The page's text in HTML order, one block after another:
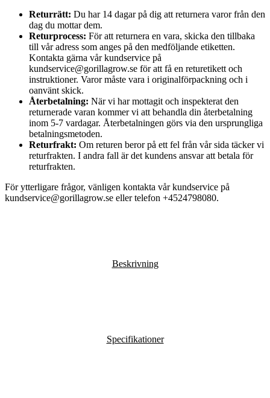
Returrätt: Du har 14 dagar på dig att returnera varor från den
dag du mottar dem.
Returprocess: För att returnera en vara, skicka den tillbaka
till vår adress som anges på den medföljande etiketten.
Kontakta gärna vår kundservice på
kundservice@gorillagrow.se för att få en returetikett och
instruktioner. Varor måste vara i originalförpackning och i
oanvänt skick.
Återbetalning: När vi har mottagit och inspekterat den
returnerade varan kommer vi att behandla din återbetalning
inom 5-7 vardagar. Återbetalningen görs via den ursprungliga
betalningsmetoden.
Returfrakt: Om returen beror på ett fel från vår sida täcker vi
returfrakten. I andra fall är det kundens ansvar att betala för
returfrakten.
För ytterligare frågor, vänligen kontakta vår kundservice på
kundservice@gorillagrow.se eller telefon +4524798080.
Beskrivning
Specifikationer